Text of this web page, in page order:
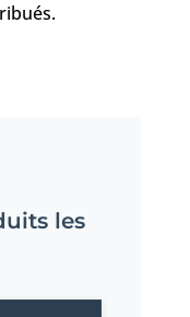
les